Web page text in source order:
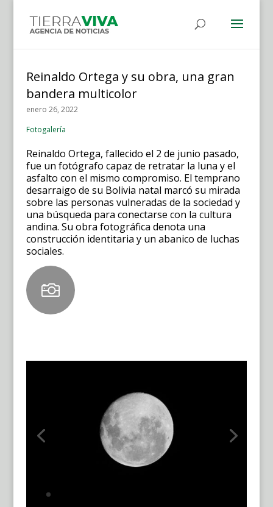
Reinaldo Ortega y su obra, una gran
bandera multicolor
enero 26, 2022
Fotogalería
Reinaldo Ortega, fallecido el 2 de junio pasado,
fue un fotógrafo capaz de retratar la luna y el
asfalto con el mismo compromiso. El temprano
desarraigo de su Bolivia natal marcó su mirada
sobre las personas vulneradas de la sociedad y
una búsqueda para conectarse con la cultura
andina. Su obra fotográfica denota una
construcción identitaria y un abanico de luchas
sociales.
